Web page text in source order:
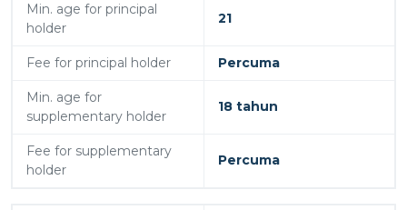
Min. age for principal
holder
21
Fee for principal holder Percuma
Min. age for
supplementary holder
18 tahun
Fee for supplementary
holder
Percuma